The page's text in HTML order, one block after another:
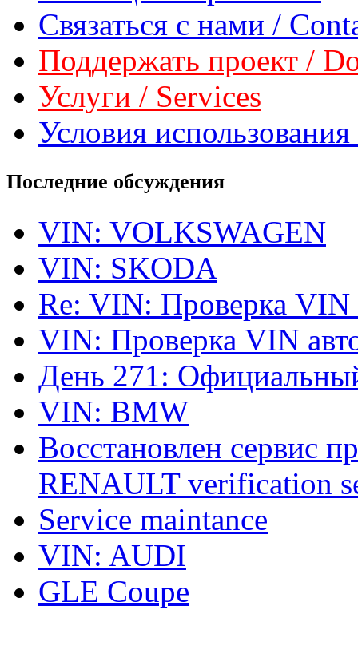
Связаться с нами /
Поддержать проект /
Услуги / Services
Условия
Последние обсуждения
VIN: VOLKSWAGEN
VIN: SKODA
Re: VIN: Проверка VIN
VIN: Проверка VIN
День 271:
VIN: BMW
Восстановлен сервис
RENAULT verification
Service maintance
VIN: AUDI
GLE Coupe